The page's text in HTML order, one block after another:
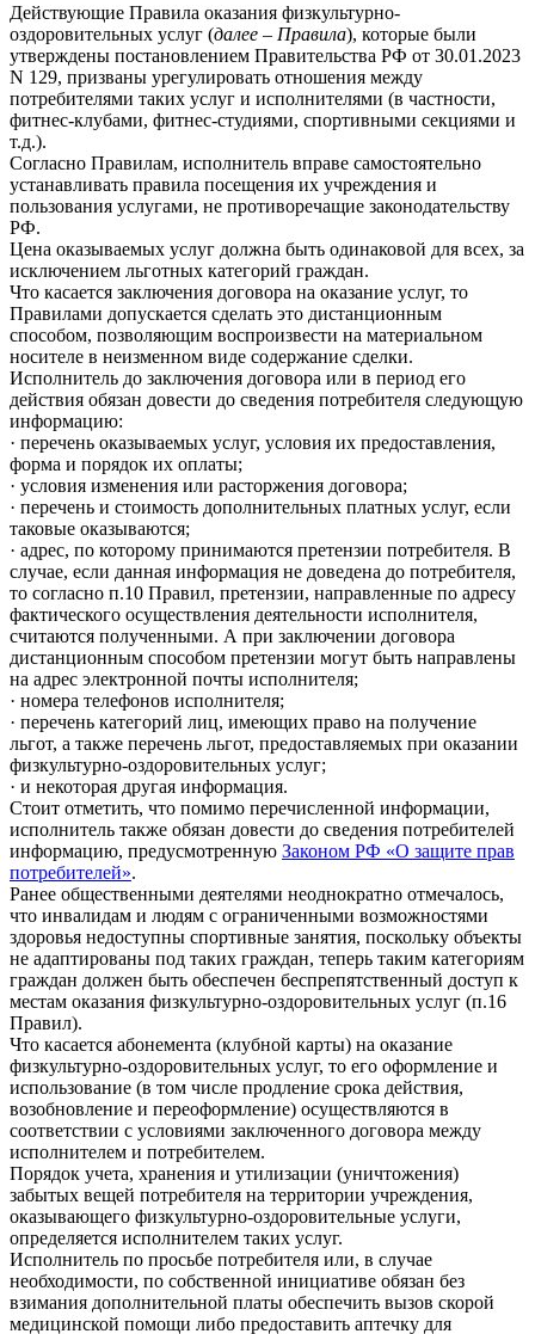
Действующие Правила оказания физкультурно-
оздоровительных услуг (далее – Правила), которые были
утверждены постановлением Правительства РФ от 30.01.2023
N 129, призваны урегулировать отношения между
потребителями таких услуг и исполнителями (в частности,
фитнес-клубами, фитнес-студиями, спортивными секциями и
т.д.).
Согласно Правилам, исполнитель вправе самостоятельно
устанавливать правила посещения их учреждения и
пользования услугами, не противоречащие законодательству
РФ.
Цена оказываемых услуг должна быть одинаковой для всех, за
исключением льготных категорий граждан.
Что касается заключения договора на оказание услуг, то
Правилами допускается сделать это дистанционным
способом, позволяющим воспроизвести на материальном
носителе в неизменном виде содержание сделки.
Исполнитель до заключения договора или в период его
действия обязан довести до сведения потребителя следующую
информацию:
· перечень оказываемых услуг, условия их предоставления,
форма и порядок их оплаты;
· условия изменения или расторжения договора;
· перечень и стоимость дополнительных платных услуг, если
таковые оказываются;
· адрес, по которому принимаются претензии потребителя. В
случае, если данная информация не доведена до потребителя,
то согласно п.10 Правил, претензии, направленные по адресу
фактического осуществления деятельности исполнителя,
считаются полученными. А при заключении договора
дистанционным способом претензии могут быть направлены
на адрес электронной почты исполнителя;
· номера телефонов исполнителя;
· перечень категорий лиц, имеющих право на получение
льгот, а также перечень льгот, предоставляемых при оказании
физкультурно-оздоровительных услуг;
· и некоторая другая информация.
Стоит отметить, что помимо перечисленной информации,
исполнитель также обязан довести до сведения потребителей
информацию, предусмотренную Законом РФ «О защите прав
потребителей».
Ранее общественными деятелями неоднократно отмечалось,
что инвалидам и людям с ограниченными возможностями
здоровья недоступны спортивные занятия, поскольку объекты
не адаптированы под таких граждан, теперь таким категориям
граждан должен быть обеспечен беспрепятственный доступ к
местам оказания физкультурно-оздоровительных услуг (п.16
Правил).
Что касается абонемента (клубной карты) на оказание
физкультурно-оздоровительных услуг, то его оформление и
использование (в том числе продление срока действия,
возобновление и переоформление) осуществляются в
соответствии с условиями заключенного договора между
исполнителем и потребителем.
Порядок учета, хранения и утилизации (уничтожения)
забытых вещей потребителя на территории учреждения,
оказывающего физкультурно-оздоровительные услуги,
определяется исполнителем таких услуг.
Исполнитель по просьбе потребителя или, в случае
необходимости, по собственной инициативе обязан без
взимания дополнительной платы обеспечить вызов скорой
медицинской помощи либо предоставить аптечку для